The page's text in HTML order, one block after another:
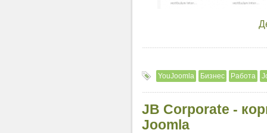
YouJoomla Бизнес Работа
JB Corporate -
Joomla